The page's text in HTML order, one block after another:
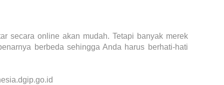
secara online akan mudah. Tetapi banyak merek
berbeda sehingga Anda harus berhati-hati